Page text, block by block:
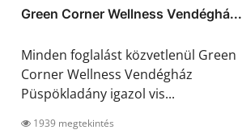
Green Corner Wellness Vendéghá...
Minden foglalást közvetlenül Green
Corner Wellness Vendégház
Püspökladány igazol vis...
1939 megtekintés